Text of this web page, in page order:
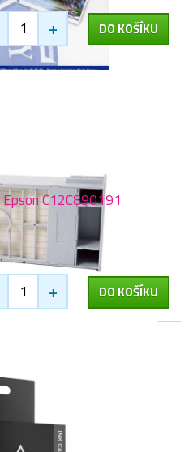
+ DO KOŠÍKU
C12C890191
+ DO KOŠÍKU